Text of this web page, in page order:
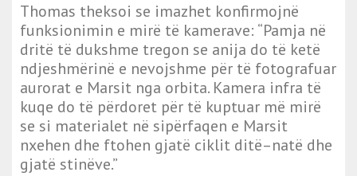
Thomas theksoi se imazhet konfirmojnë
funksionimin e mirë të kamerave: “Pamja në
dritë të dukshme tregon se anija do të ketë
ndjeshmërinë e nevojshme për të fotografuar
aurorat e Marsit nga orbita. Kamera infra të
kuqe do të përdoret për të kuptuar më mirë
se si materialet në sipërfaqen e Marsit
nxehen dhe ftohen gjatë ciklit ditë–natë dhe
gjatë stinëve.”